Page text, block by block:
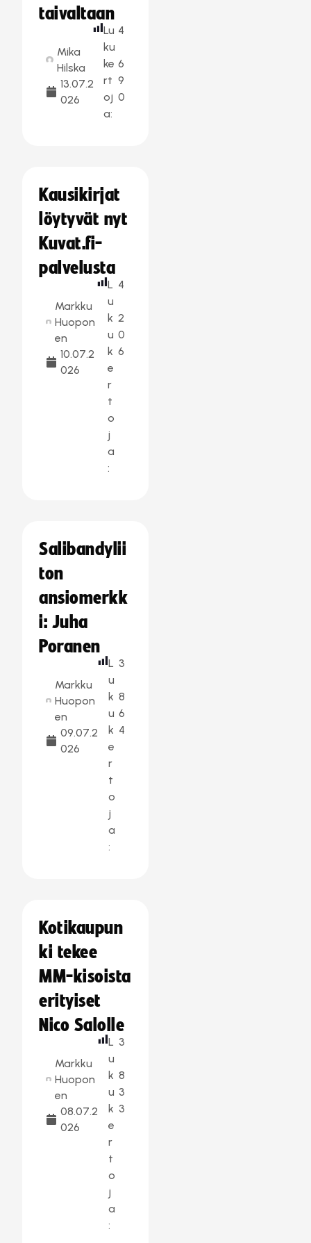
taivaltaan
Mika
Hilska
13.07.2
026
Lu
ku
ke
rt
oj
a:
4
6
9
0
Kausikirjat
löytyvät nyt
Kuvat.fi-
palvelusta
Markku
Huopon
en
10.07.2
026
L
u
k
u
k
e
r
t
o
j
a
:
4
2
0
6
Salibandylii
ton
ansiomerkk
i: Juha
Poranen
Markku
Huopon
en
09.07.2
026
L
u
k
u
k
e
r
t
o
j
a
:
3
8
6
4
Kotikaupun
ki tekee
MM-kisoista
erityiset
Nico Salolle
Markku
Huopon
en
08.07.2
026
L
u
k
u
k
e
r
t
o
j
a
:
3
8
3
3